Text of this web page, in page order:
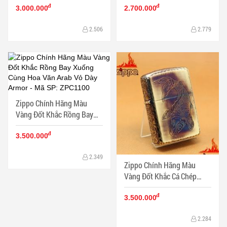
Armor
3.000.000đ
2.506
2.700.000đ
2.779
Zippo Chính Hãng Màu
Vàng Đốt Khắc Rồng Bay
Xuống Cùng Hoa Văn Arab
Vỏ Dày Armor
3.500.000đ
2.349
Zippo Chính Hãng Màu
Vàng Đốt Khắc Cá Chép
Cùng Hoa Văn Arab Vỏ Dày
Armor
3.500.000đ
2.284